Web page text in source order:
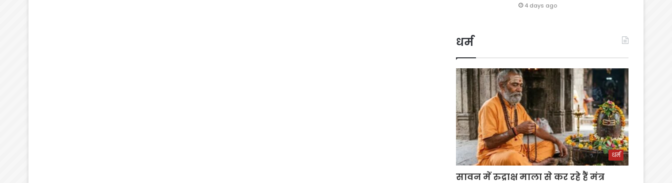
4 days ago
धर्म
धर्म
सावन में रुद्राक्ष माला से कर रहे हैं मंत्र